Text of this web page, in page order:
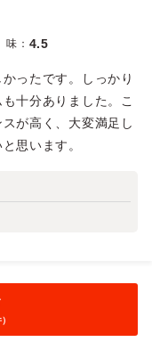
味 ： 4.5
ったです。しっかり
十分ありました。こ
が高く、大変満足し
思います。